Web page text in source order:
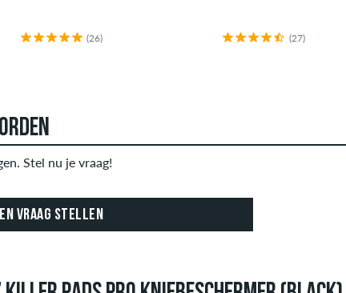
(26) (27)
Stel nu je vraag!
VRAAG STELLEN